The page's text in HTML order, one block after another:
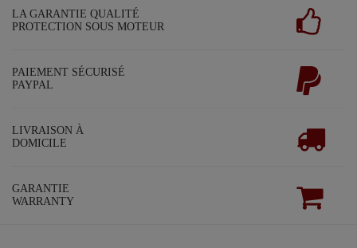
LA GARANTIE QUALITÉ
PROTECTION SOUS MOTEUR
PAIEMENT SÉCURISÉ
PAYPAL
LIVRAISON À
DOMICILE
GARANTIE
WARRANTY